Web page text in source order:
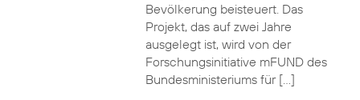
Bevölkerung beisteuert. Das
Projekt, das auf zwei Jahre
ausgelegt ist, wird von der
Forschungsinitiative mFUND des
Bundesministeriums für […]